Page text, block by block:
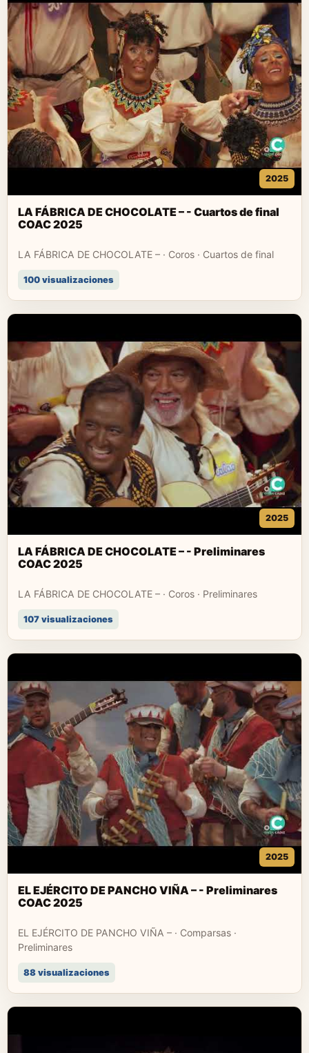
2025
LA FÁBRICA DE CHOCOLATE – - Cuartos de final
COAC 2025
LA FÁBRICA DE CHOCOLATE – · Coros · Cuartos de final
100 visualizaciones
2025
LA FÁBRICA DE CHOCOLATE – - Preliminares
COAC 2025
LA FÁBRICA DE CHOCOLATE – · Coros · Preliminares
107 visualizaciones
2025
EL EJÉRCITO DE PANCHO VIÑA – - Preliminares
COAC 2025
EL EJÉRCITO DE PANCHO VIÑA – · Comparsas ·
Preliminares
88 visualizaciones